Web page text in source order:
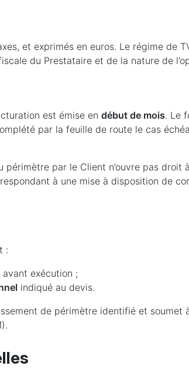
et exprimés en euros. Le régime de
du Prestataire et de la nature de
est émise en début de mois. Le
par la feuille de route le cas
périmètre par le Client n’ouvre pas droit
à une mise à disposition de
:
avant exécution ;
indiqué au devis.
de périmètre identifié et soumet